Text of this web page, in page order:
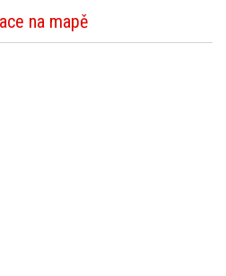
na mapě